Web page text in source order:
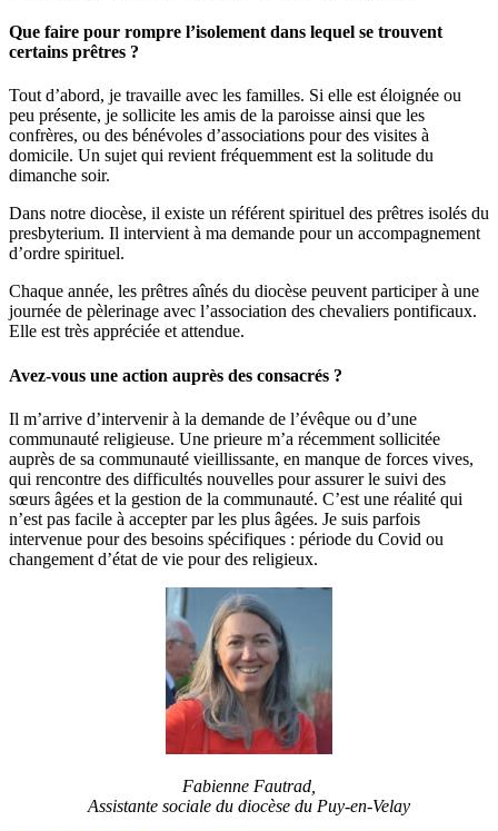
Que faire pour rompre l’isolement dans lequel se trouvent
certains prêtres ?
Tout d’abord, je travaille avec les familles. Si elle est éloignée ou
peu présente, je sollicite les amis de la paroisse ainsi que les
confrères, ou des bénévoles d’associations pour des visites à
domicile. Un sujet qui revient fréquemment est la solitude du
dimanche soir.
Dans notre diocèse, il existe un référent spirituel des prêtres isolés du
presbyterium. Il intervient à ma demande pour un accompagnement
d’ordre spirituel.
Chaque année, les prêtres aînés du diocèse peuvent participer à une
journée de pèlerinage avec l’association des chevaliers pontificaux.
Elle est très appréciée et attendue.
Avez-vous une action auprès des consacrés ?
Il m’arrive d’intervenir à la demande de l’évêque ou d’une
communauté religieuse. Une prieure m’a récemment sollicitée
auprès de sa communauté vieillissante, en manque de forces vives,
qui rencontre des difficultés nouvelles pour assurer le suivi des
sœurs âgées et la gestion de la communauté. C’est une réalité qui
n’est pas facile à accepter par les plus âgées. Je suis parfois
intervenue pour des besoins spécifiques : période du Covid ou
changement d’état de vie pour des religieux.
Fabienne Fautrad,
Assistante sociale du diocèse du Puy-en-Velay